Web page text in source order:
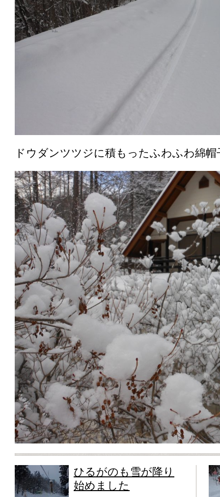
ドウダンツツジに積もったふわふわ綿帽
ひるがのも雪が降り
始めました